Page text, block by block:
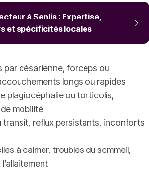
à Senlis : Expertise,
et spécificités locales
par césarienne, forceps ou
longs ou rapides
plagiocéphalie ou torticolis,
mobilité
transit, reflux persistants, inconforts
à calmer, troubles du sommeil,